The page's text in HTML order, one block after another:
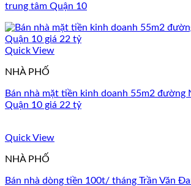
trung tâm Quận 10
Quick View
NHÀ PHỐ
Bán nhà mặt tiền kinh doanh 55m2 đường
Quận 10 giá 22 tỷ
Quick View
NHÀ PHỐ
Bán nhà dòng tiền 100t/ tháng Trần Văn